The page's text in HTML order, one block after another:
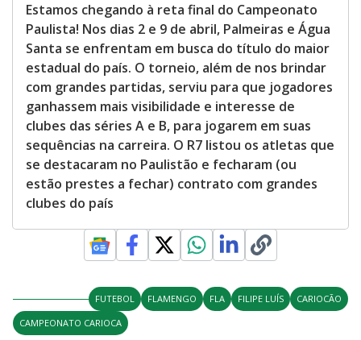
Estamos chegando à reta final do Campeonato
Paulista! Nos dias 2 e 9 de abril, Palmeiras e Água
Santa se enfrentam em busca do título do maior
estadual do país. O torneio, além de nos brindar
com grandes partidas, serviu para que jogadores
ganhassem mais visibilidade e interesse de
clubes das séries A e B, para jogarem em suas
sequências na carreira. O R7 listou os atletas que
se destacaram no Paulistão e fecharam (ou
estão prestes a fechar) contrato com grandes
clubes do país
FUTEBOL FLAMENGO FLA FILIPE LUÍS
CARIOCÃO
CAMPEONATO CARIOCA